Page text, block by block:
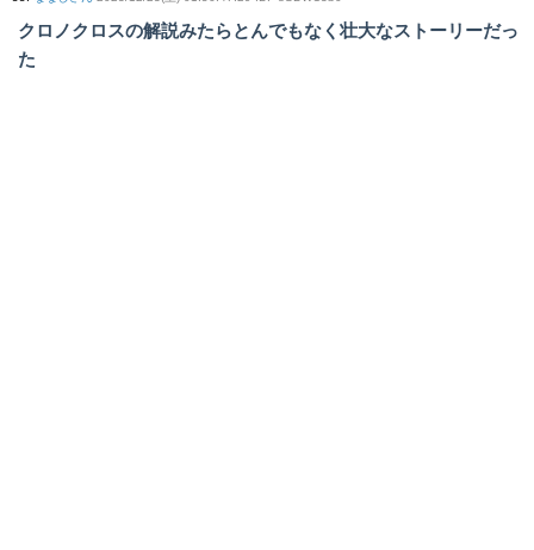
クロノクロスの解説みたらとんでもなく壮大なストーリーだっ
た